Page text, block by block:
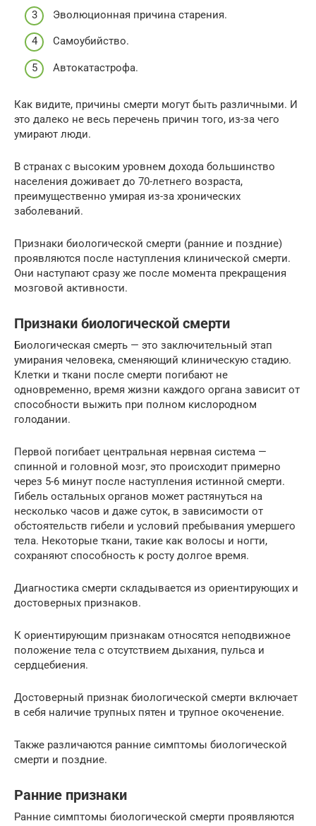
Эволюционная причина старения.
Самоубийство.
Автокатастрофа.
Как видите, причины смерти могут быть различными. И
это далеко не весь перечень причин того, из-за чего
умирают люди.
В странах с высоким уровнем дохода большинство
населения доживает до 70-летнего возраста,
преимущественно умирая из-за хронических
заболеваний.
Признаки биологической смерти (ранние и поздние)
проявляются после наступления клинической смерти.
Они наступают сразу же после момента прекращения
мозговой активности.
Признаки биологической смерти
Биологическая смерть — это заключительный этап
умирания человека, сменяющий клиническую стадию.
Клетки и ткани после смерти погибают не
одновременно, время жизни каждого органа зависит от
способности выжить при полном кислородном
голодании.
Первой погибает центральная нервная система —
спинной и головной мозг, это происходит примерно
через 5-6 минут после наступления истинной смерти.
Гибель остальных органов может растянуться на
несколько часов и даже суток, в зависимости от
обстоятельств гибели и условий пребывания умершего
тела. Некоторые ткани, такие как волосы и ногти,
сохраняют способность к росту долгое время.
Диагностика смерти складывается из ориентирующих и
достоверных признаков.
К ориентирующим признакам относятся неподвижное
положение тела с отсутствием дыхания, пульса и
сердцебиения.
Достоверный признак биологической смерти включает
в себя наличие трупных пятен и трупное окоченение.
Также различаются ранние симптомы биологической
смерти и поздние.
Ранние признаки
Ранние симптомы биологической смерти проявляются